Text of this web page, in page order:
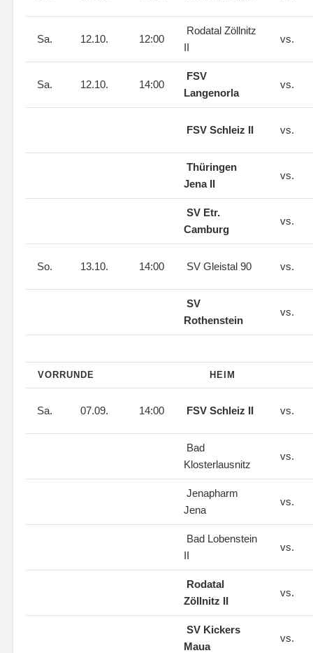
Sa. 12.10. 12:00
Rodatal Zöllnitz
II
vs.
Sa. 12.10. 14:00
FSV
Langenorla
vs.
FSV Schleiz II vs.
Thüringen
Jena II
vs.
SV Etr.
Camburg
vs.
So. 13.10. 14:00 SV Gleistal 90 vs.
SV
Rothenstein
vs.
VORRUNDE HEIM
Sa. 07.09. 14:00 FSV Schleiz II vs.
Bad
Klosterlausnitz
vs.
Jenapharm
Jena
vs.
Bad Lobenstein
II
vs.
Rodatal
Zöllnitz II
vs.
SV Kickers
Maua
vs.